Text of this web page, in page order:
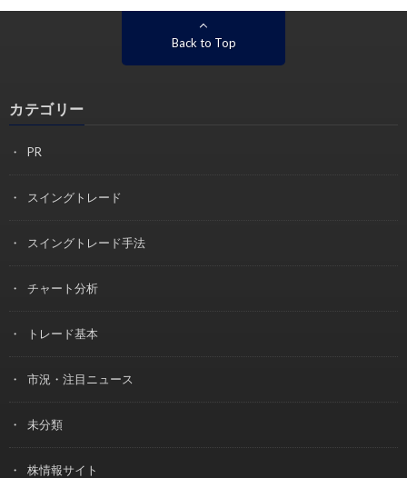
Back to Top
カテゴリー
PR
スイングトレード
スイングトレード手法
チャート分析
トレード基本
市況・注目ニュース
未分類
株情報サイト